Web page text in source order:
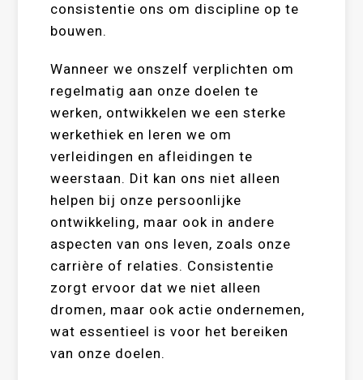
consistentie ons om discipline op te
bouwen.
Wanneer we onszelf verplichten om
regelmatig aan onze doelen te
werken, ontwikkelen we een sterke
werkethiek en leren we om
verleidingen en afleidingen te
weerstaan. Dit kan ons niet alleen
helpen bij onze persoonlijke
ontwikkeling, maar ook in andere
aspecten van ons leven, zoals onze
carrière of relaties. Consistentie
zorgt ervoor dat we niet alleen
dromen, maar ook actie ondernemen,
wat essentieel is voor het bereiken
van onze doelen.